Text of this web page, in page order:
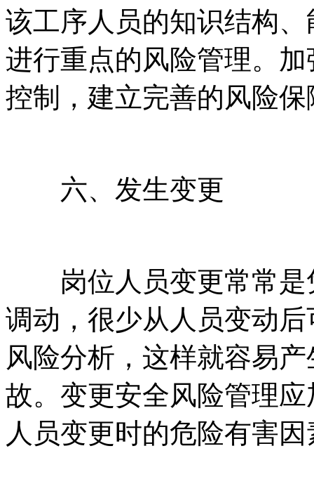
该工序人员的知识结构
进行重点的风险管理。
控制，建立完善的风险
六、发生变更
岗位人员变更常常是
调动，很少从人员变动
风险分析，这样就容易
故。变更安全风险管理
人员变更时的危险有害